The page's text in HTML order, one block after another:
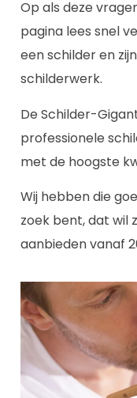
Op als deze
pagina lees snel
een schilder en
schilderwerk.
De Schilder-
professionele
met de hoogste
Wij hebben die
zoek bent, dat wil
aanbieden vanaf